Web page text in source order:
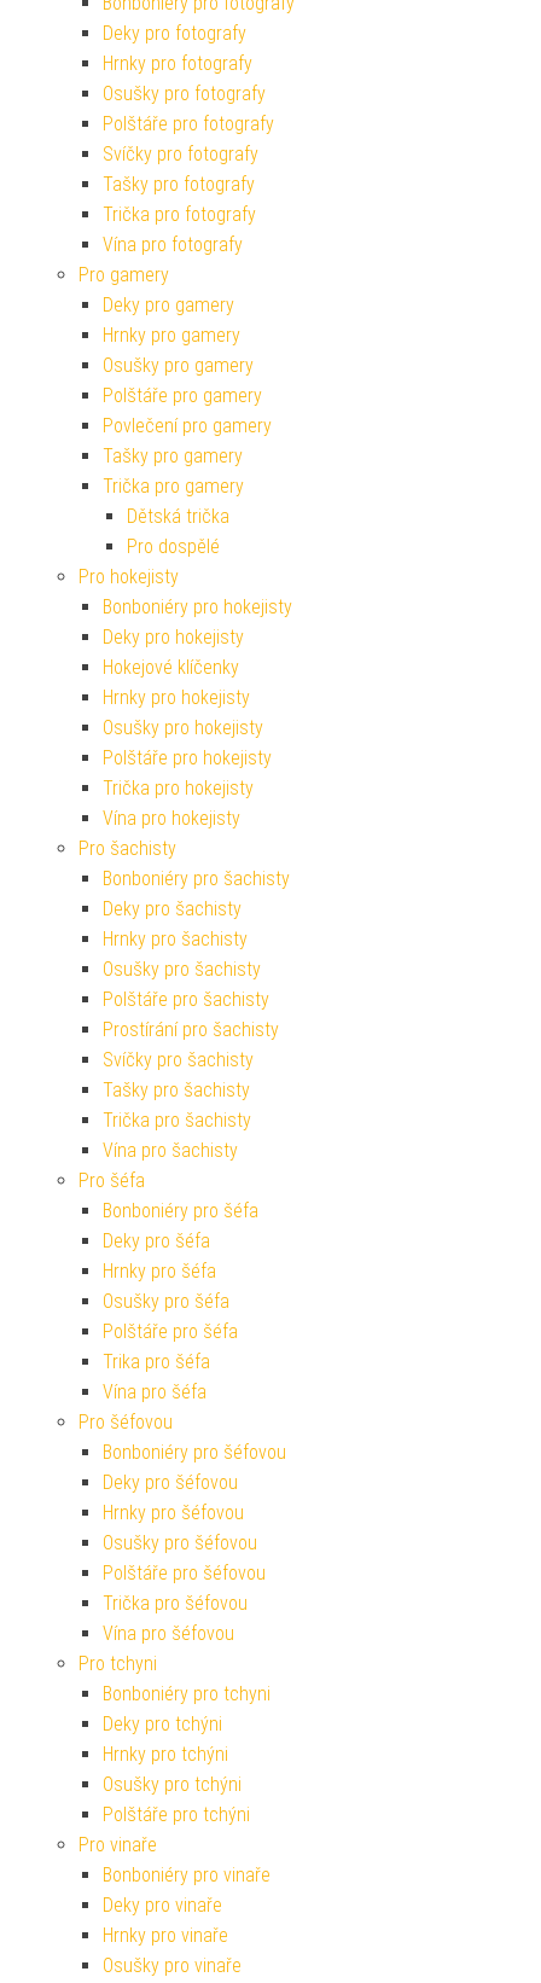
Deky pro fotografy
Hrnky pro fotografy
Osušky pro fotografy
Polštáře pro fotografy
Svíčky pro fotografy
Tašky pro fotografy
Trička pro fotografy
Vína pro fotografy
Pro gamery
Deky pro gamery
Hrnky pro gamery
Osušky pro gamery
Polštáře pro gamery
Povlečení pro gamery
Tašky pro gamery
Trička pro gamery
Dětská trička
Pro dospělé
Pro hokejisty
Bonboniéry pro hokejisty
Deky pro hokejisty
Hokejové klíčenky
Hrnky pro hokejisty
Osušky pro hokejisty
Polštáře pro hokejisty
Trička pro hokejisty
Vína pro hokejisty
Pro šachisty
Bonboniéry pro šachisty
Deky pro šachisty
Hrnky pro šachisty
Osušky pro šachisty
Polštáře pro šachisty
Prostírání pro šachisty
Svíčky pro šachisty
Tašky pro šachisty
Trička pro šachisty
Vína pro šachisty
Pro šéfa
Bonboniéry pro šéfa
Deky pro šéfa
Hrnky pro šéfa
Osušky pro šéfa
Polštáře pro šéfa
Trika pro šéfa
Vína pro šéfa
Pro šéfovou
Bonboniéry pro šéfovou
Deky pro šéfovou
Hrnky pro šéfovou
Osušky pro šéfovou
Polštáře pro šéfovou
Trička pro šéfovou
Vína pro šéfovou
Pro tchyni
Bonboniéry pro tchyni
Deky pro tchýni
Hrnky pro tchýni
Osušky pro tchýni
Polštáře pro tchýni
Pro vinaře
Bonboniéry pro vinaře
Deky pro vinaře
Hrnky pro vinaře
Osušky pro vinaře